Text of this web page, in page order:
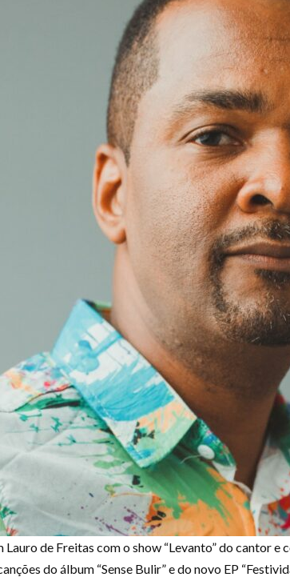
de Freitas com o show “Levanto” do cantor
do álbum “Sense Bulir” e do novo EP